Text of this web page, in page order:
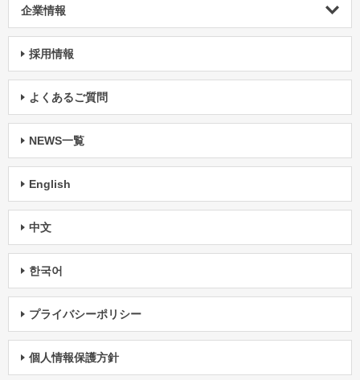
企業情報
採用情報
よくあるご質問
NEWS一覧
English
中文
한국어
プライバシーポリシー
個人情報保護方針